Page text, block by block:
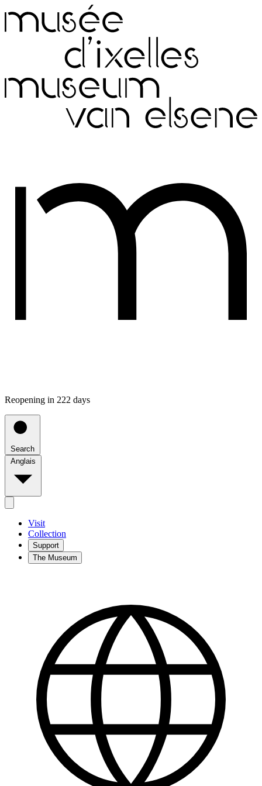
Reopening in 222 days
Search
Anglais
Visit
Collection
Support
The Museum